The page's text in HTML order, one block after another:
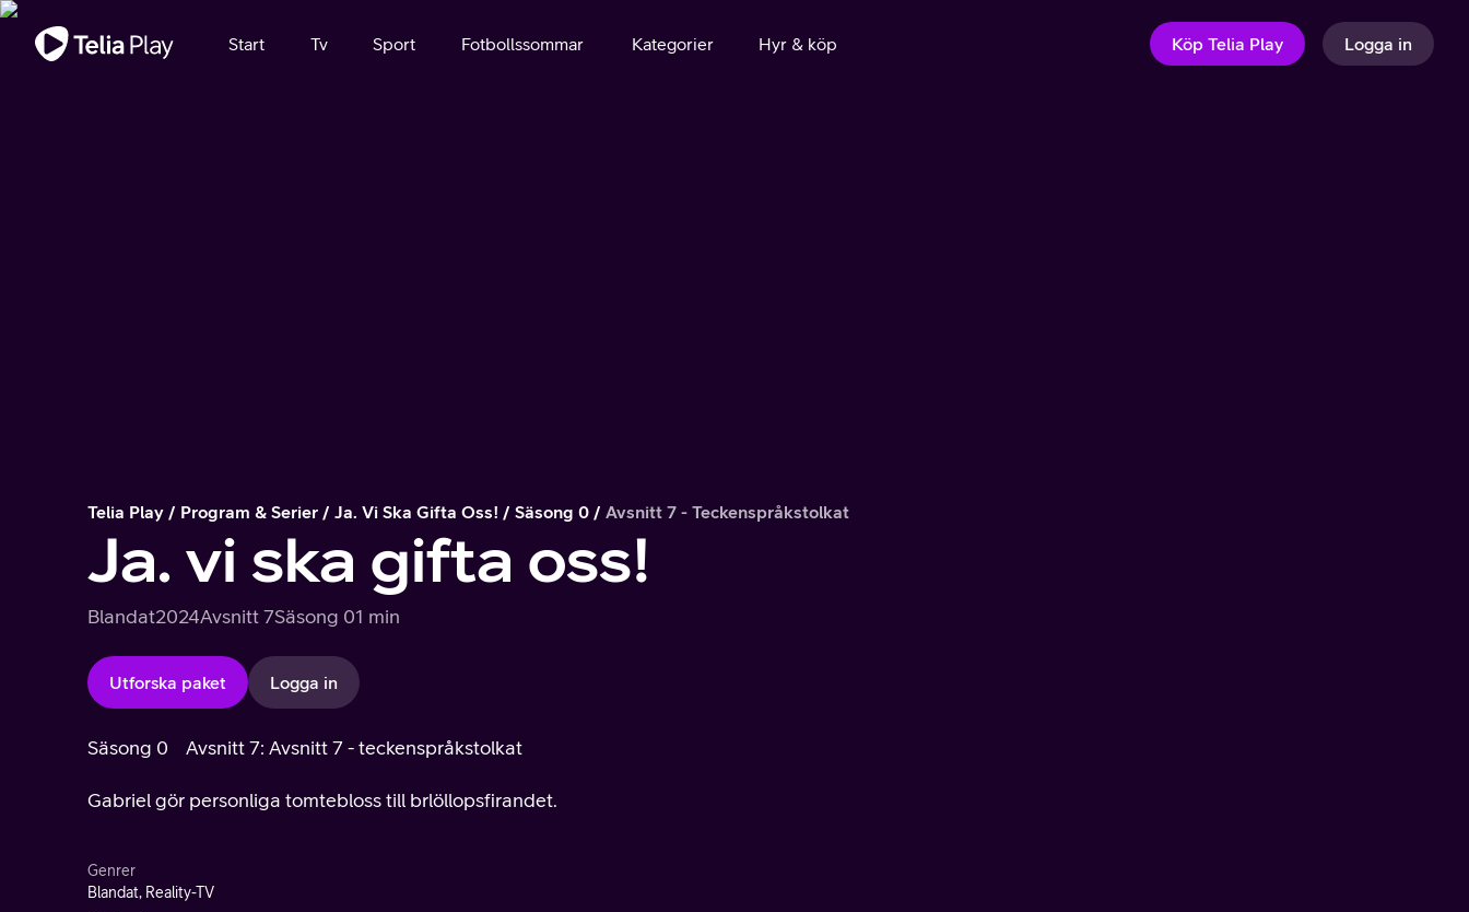
Viktigt meddelande
Start Tv Sport Fotbollssommar Kategorier Hyr & köp Köp Telia Play Logga in
Telia Play Program & Serier Ja. Vi Ska Gifta Oss! Säsong 0 Avsnitt 7 - Teckenspråkstolkat
Ja. vi ska gifta oss!
Blandat2024Avsnitt 7Säsong 01 min
Utforska paket Logga in
Säsong 0 Avsnitt 7: Avsnitt 7 - teckenspråkstolkat
Gabriel gör personliga tomtebloss till brlöllopsfirandet.
Genrer
Blandat, Reality-TV